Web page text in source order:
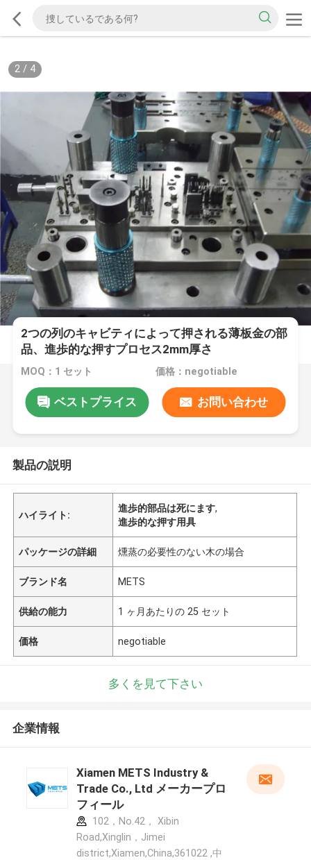
2/ 4
2つの列のキャビティによって押される薄板金の部
品、進歩的な押すプロセス2mm厚さ
MOQ：1 セット 価格：negotiable
ベストプライス お問い合わせ
製品の説明
ハイライト:
進歩的部品は死にます,
進歩的な押す用具
パッケージの詳細 燻蒸の必要性のない木の場合
ブランド名 METS
供給の能力 1 ヶ月あたりの 25 セット
価格 negotiable
多くを見て下さい
企業情報
Xiamen METS Industry &
Trade Co., Ltd メーカープロ
フィール
102，No.42， Xibin
Road,Xinglin，Jimei
district,Xiamen,China,361022 ,中